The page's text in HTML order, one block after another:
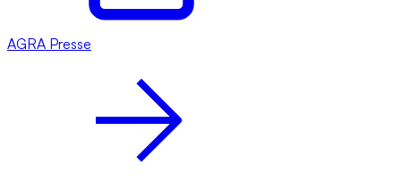
AGRA Presse